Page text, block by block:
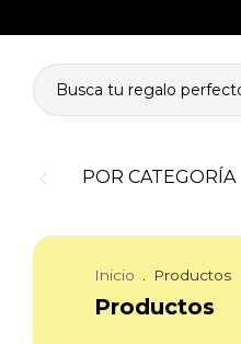
POR CATEGORÍA
Inicio Productos
Productos